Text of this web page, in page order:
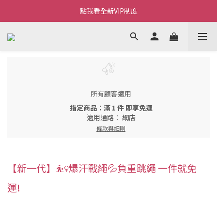
Welcome~私藏生活~
點我看全新VIP制度
全新購物金/點數使用說明
所有顧客適用
指定商品：滿 1 件 即享免運
適用通路： 網店
條款與細則
【新一代】⛹‍♀爆汗戰繩💦負重跳繩 一件就免
運!